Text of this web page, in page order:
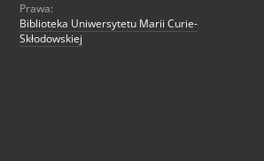
Prawa:
Biblioteka Uniwersytetu Marii Curie-
Skłodowskiej